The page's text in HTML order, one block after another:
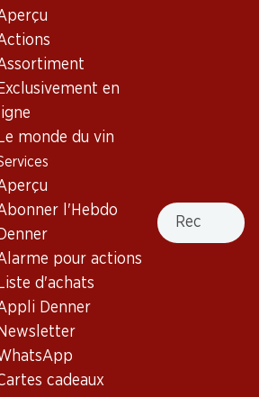
Exclusivement en
ligne
Le monde du vin
l'Hebdo
Denner
pour actions
Liste d'achats
Denner
Newsletter
cadeaux
Recherche
AOC
Les Râbles Pinot Noir AOC
4 produits